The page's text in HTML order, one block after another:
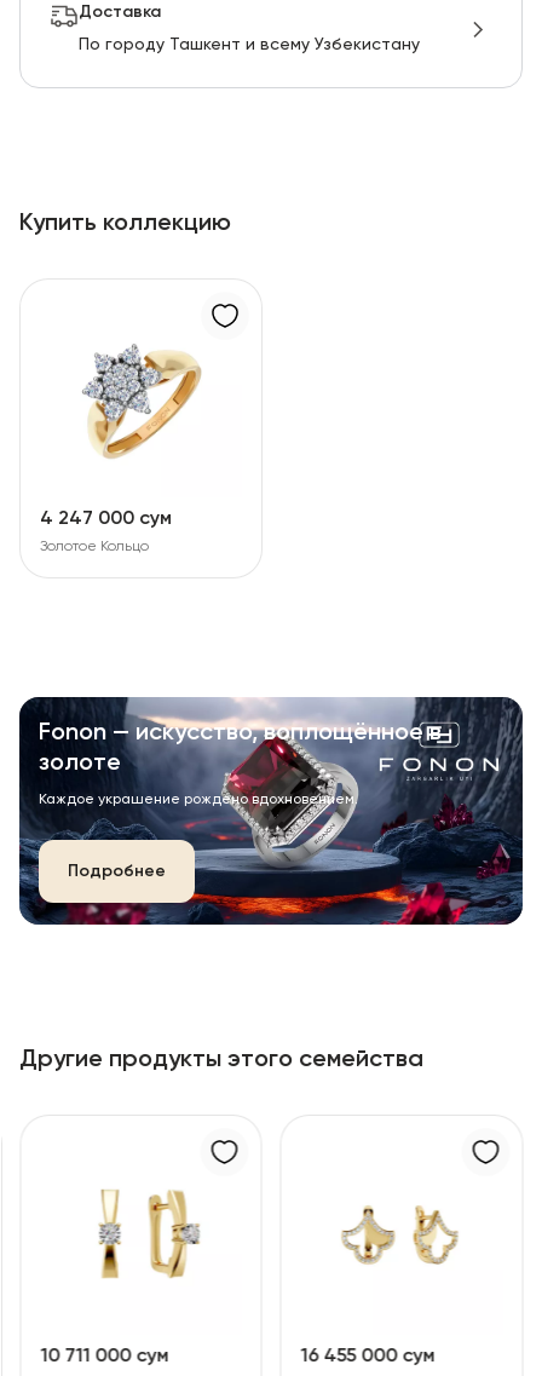
Доставка
По городу Ташкент и всему Узбекистану
Купить коллекцию
4 247 000 сум
Золотое Кольцо
Fonon — искусство, воплощённое в
золоте
Каждое украшение рождено вдохновением.
Подробнее
Другие продукты этого семейства
10 711 000 сум 16 455 000 сум